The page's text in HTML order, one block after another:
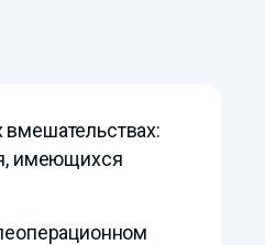
имеющихся